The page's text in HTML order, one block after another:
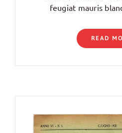
feugiat mauris
READ